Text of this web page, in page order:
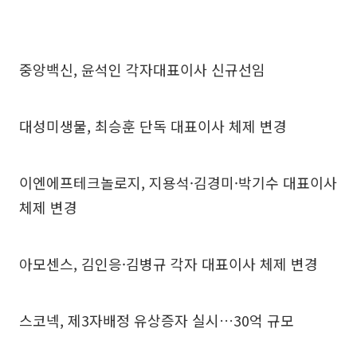
중앙백신, 윤석인 각자대표이사 신규선임
대성미생물, 최승훈 단독 대표이사 체제 변경
이엔에프테크놀로지, 지용석·김경미·박기수 대표이사
체제 변경
아모센스, 김인응·김병규 각자 대표이사 체제 변경
스코넥, 제3자배정 유상증자 실시…30억 규모